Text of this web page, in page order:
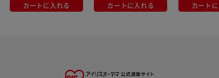
カートに入れる カートに入れる カート